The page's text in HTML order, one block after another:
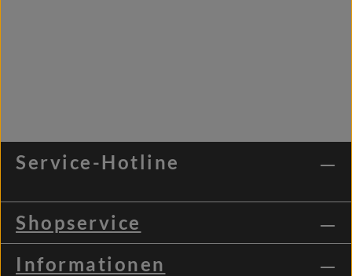
Service-Hotline
Shopservice
Informationen